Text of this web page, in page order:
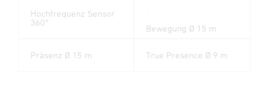
Hochfrequenz Sensor
360°
Bewegung Ø 15 m
Präsenz Ø 15 m True Presence Ø 9 m